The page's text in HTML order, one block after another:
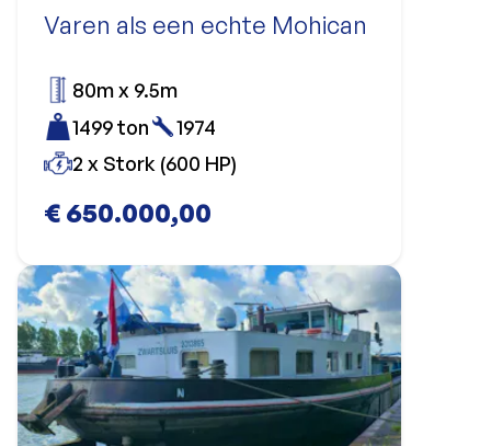
Varen als een echte Mohican
€ 650.000,00
80m x 9.5m
1499 ton
1974
2 x Stork (600 HP)